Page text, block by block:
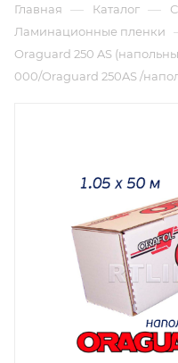
Главная — Каталог —
Ламинационные пленки
Oraguard 250 AS
000/Oraguard 250AS /